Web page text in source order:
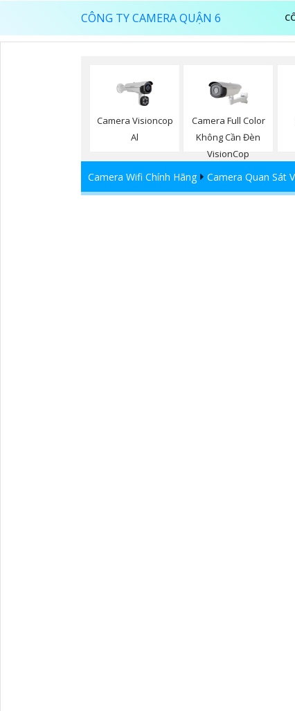
CÔNG TY CAMERA QUẬN 6
Camera Visioncop
Al
Camera Full Color
Không Cần Đèn
VisionCop
Camera Wifi Chính Hãng Camera Quan Sát